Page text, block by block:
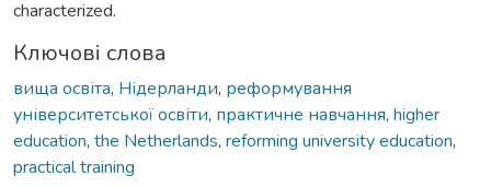
characterized.
Ключові слова
вища освіта, Нідерланди, реформування
університетської освіти, практичне навчання, higher
education, the Netherlands, reforming university education,
practical training